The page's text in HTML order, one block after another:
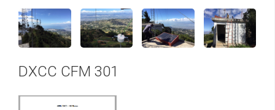
DXCC CFM 301